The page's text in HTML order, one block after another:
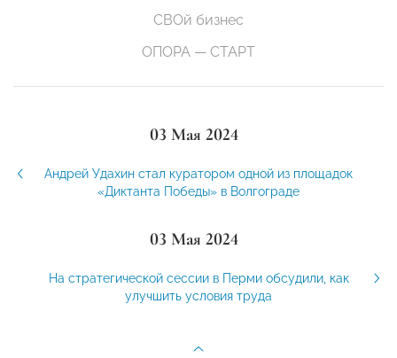
СВОй бизнес
ОПОРА — СТАРТ
03 Мая 2024
Андрей Удахин стал куратором одной из площадок
«Диктанта Победы» в Волгограде
03 Мая 2024
На стратегической сессии в Перми обсудили, как
улучшить условия труда